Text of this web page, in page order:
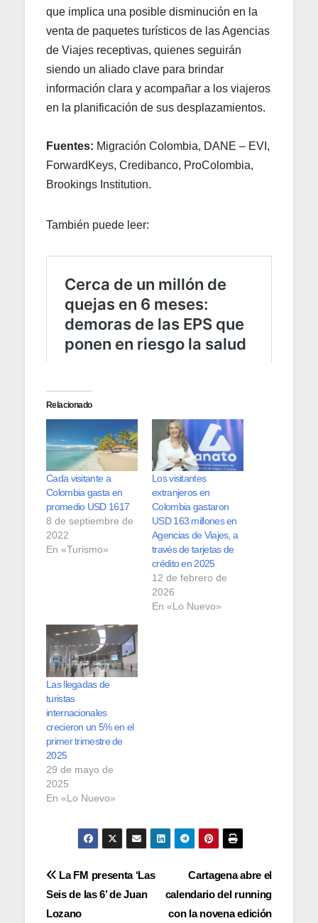
que implica una posible disminución en la
venta de paquetes turísticos de las Agencias
de Viajes receptivas, quienes seguirán
siendo un aliado clave para brindar
información clara y acompañar a los viajeros
en la planificación de sus desplazamientos.
Fuentes: Migración Colombia, DANE – EVI,
ForwardKeys, Credibanco, ProColombia,
Brookings Institution.
También puede leer:
Relacionado
Cada visitante a
Colombia gasta en
promedio USD 1617
8 de septiembre de
2022
En «Turismo»
Los visitantes
extranjeros en
Colombia gastaron
USD 163 millones en
Agencias de Viajes, a
través de tarjetas de
crédito en 2025
12 de febrero de
2026
En «Lo Nuevo»
Las llegadas de
turistas
internacionales
crecieron un 5% en el
primer trimestre de
2025
29 de mayo de
2025
En «Lo Nuevo»
Navegación
de
Cartagena abre el
calendario del running
con la novena edición
La FM presenta ‘Las
Seis de las 6’ de Juan
Lozano